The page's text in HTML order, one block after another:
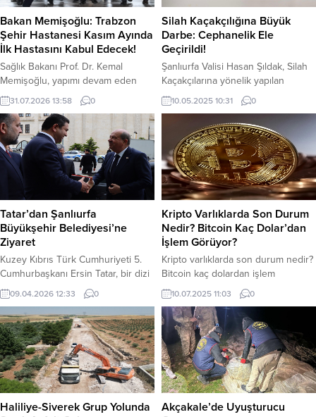
Bakan Memişoğlu: Trabzon
Şehir Hastanesi Kasım Ayında
İlk Hastasını Kabul Edecek!
Sağlık Bakanı Prof. Dr. Kemal
Memişoğlu, yapımı devam eden
Trabzon Şehir Hastanesi’nde
incelemelerde bulunarak
çalışmaların son durumu hakkında
bilgi aldı. İncelemelerin ardından
açıklamalarda bulunan Memişoğlu,
hastanenin fiilen tamamlandığını ve
hedeflerinin Kasım ayı sonunda ilk
hastayı kabul etmek olduğunu
söyledi. Trabzon’un sağlık alanında
bölgenin öncü illerinden biri
olduğunu belirten Memişoğlu,
28’inci...
31.07.2026 13:58 0
Silah Kaçakçılığına Büyük
Darbe: Cephanelik Ele
Geçirildi!
Şanlıurfa Valisi Hasan Şıldak, Silah
Kaçakçılarına yönelik yapılan
operasyonu sosyal medya
hesabından açıkladı. Vali Şıldak, İl
Jandarma Komutanlığı tarafından
Haliliye ve Siverek’te 6 ayrı adrese
yönelik yapılan operasyonun
detaylarını açıkladı. Şanlıurfa İl
Jandarma Komutanlığı tarafından
Haliliye ve Siverek’te 6 ayrı adrese
yönelik operasyonda ele
geçirilenler; 1 Adet M16 Piyade
Tüfeği,...
10.05.2025 10:31 0
Tatar’dan Şanlıurfa
Büyükşehir Belediyesi’ne
Ziyaret
Kuzey Kıbrıs Türk Cumhuriyeti 5.
Cumhurbaşkanı Ersin Tatar, bir dizi
temas ve ziyaret kapsamında
geldiği Şanlıurfa’da, Büyükşehir
Belediyesi’ni ziyaret etti.
Büyükşehir Belediyesi hizmet
binasında gerçekleşen ziyarette
eski Cumhurbaşkanı Ersin Tatar,
Şanlıurfa Büyükşehir Belediye
Başkan Vekili Sait Ağan, Genel
Sekreter Mithat Can Kutluca, Genel
09.04.2026 12:33 0
Kripto Varlıklarda Son Durum
Nedir? Bitcoin Kaç Dolar’dan
İşlem Görüyor?
Kripto varlıklarda son durum nedir?
Bitcoin kaç dolardan işlem
görüyor? İşte detaylar… ABD
Başkanı Donald Trump’ın
açıklamalarından sonra kripto
varlıklarda hareketlilik başladı.
Bitcoin 112 bin dolar sınırını test etti.
Bitcoin ve alt coinlerde hareketlilik
sürüyor. Bitcoin, saat 11.00 itibariyle
111 bin 238 Dolar’dan işlem
görüyor. Ethereum ise 2 bin 791
10.07.2025 11:03 0
Haliliye-Siverek Grup Yolunda
Akçakale’de Uyuşturucu